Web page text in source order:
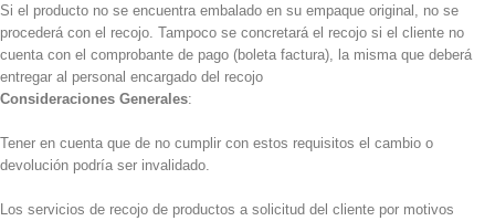
Si el producto no se encuentra embalado en su empaque original, no se
procederá con el recojo. Tampoco se concretará el recojo si el cliente no
cuenta con el comprobante de pago (boleta factura), la misma que deberá
entregar al personal encargado del recojo
Consideraciones Generales:
Tener en cuenta que de no cumplir con estos requisitos el cambio o
devolución podría ser invalidado.
Los servicios de recojo de productos a solicitud del cliente por motivos